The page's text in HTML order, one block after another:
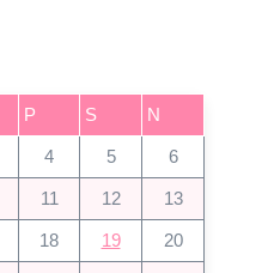
P S N
4 5 6
11 12 13
18 19 20